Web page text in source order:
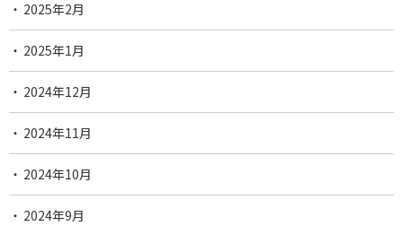
2025年2月
2025年1月
2024年12月
2024年11月
2024年10月
2024年9月